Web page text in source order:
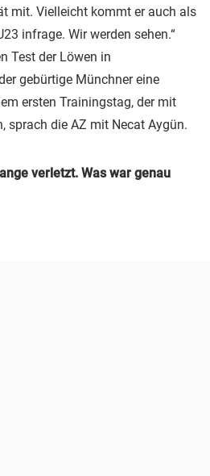
mit. Vielleicht kommt er auch als
infrage. Wir werden sehen.“
Test der Löwen in
gebürtige Münchner eine
ersten Trainingstag, der mit
sprach die AZ mit Necat Aygün.
verletzt. Was war genau